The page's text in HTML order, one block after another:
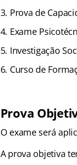
Prova de
Exame
Investigação
Curso de
Prova
O exame será
A prova objetiva